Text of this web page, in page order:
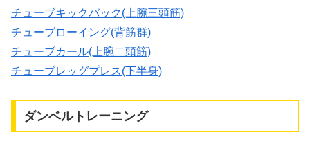
チューブキックバック(上腕三頭筋)
チューブローイング(背筋群)
チューブカール(上腕二頭筋)
チューブレッグプレス(下半身)
ダンベルトレーニング